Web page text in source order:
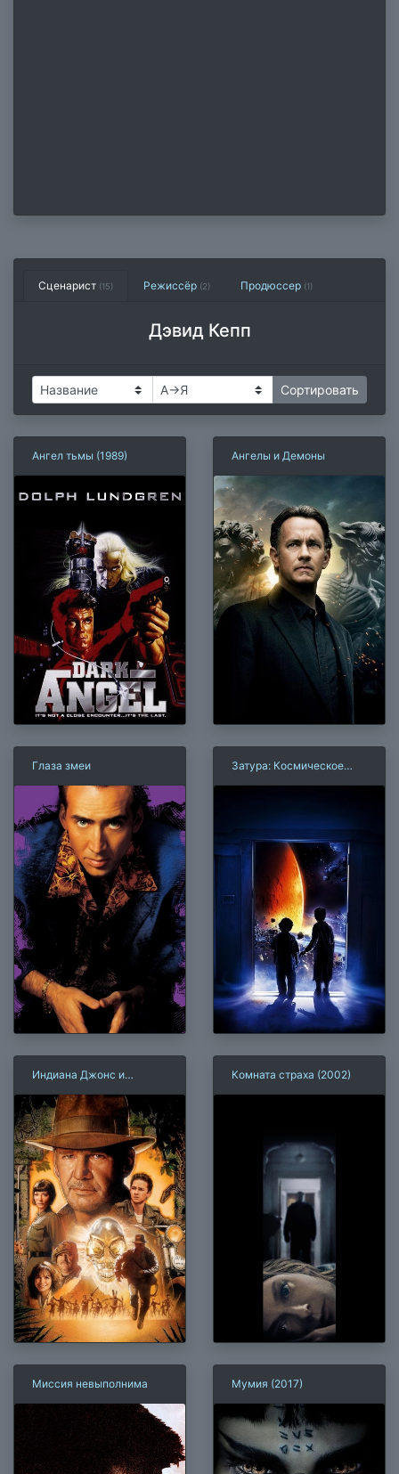
Сценарист (15) Режиссёр (2) Продюссер (1)
Дэвид Кепп
Ангел тьмы (1989) Ангелы и Демоны
Глаза змеи
Затура: Космическое
Индиана Джонс и
хрустального черепа
Комната страха (2002)
Миссия невыполнима Мумия (2017)